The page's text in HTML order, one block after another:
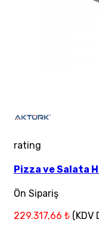
rating
Pizza ve Salata
Ön Sipariş
229.317,66 ₺ (KDV